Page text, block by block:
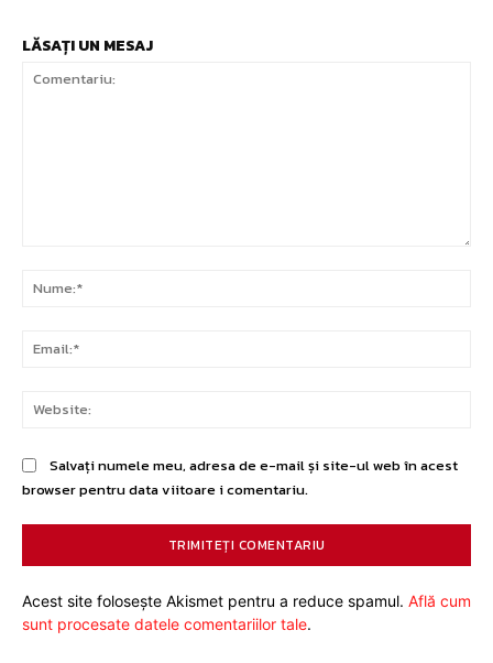
LĂSAȚI UN MESAJ
Salvați numele meu, adresa de e-mail și site-ul web în acest
browser pentru data viitoare i comentariu.
Acest site folosește Akismet pentru a reduce spamul. Află cum
sunt procesate datele comentariilor tale.